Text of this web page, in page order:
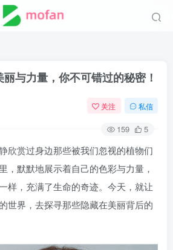
与力量，你不可错过的秘密！
关注 私信
159 5
欣赏过身边那些被我们忽视的植物们
，默默地展示着自己的色彩与力量，
样，充满了生命的奇迹。今天，就让
世界，去探寻那些隐藏在美丽背后的